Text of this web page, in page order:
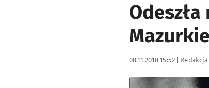
Data publikacji:
08.11.2018 15:52 | Autor:
Kliknij, aby powiększyć